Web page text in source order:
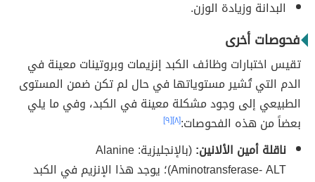
البدانة وزيادة الوزن.
فحوصات أخرى
تقيس اختبارات وظائف الكبد إنزيمات وبروتينات معينة في
الدم التي تُشير مستوياتها في حال لم تكن ضمن المستوى
الطبيعي إلى وجود مشكلة معينة في الكبد، وفي ما يلي
بعضاً من هذه الفحوصات:[٨] [٩]
ناقلة أمين الألانين:
(بالإنجليزية: Alanine
Aminotransferase- ALT)؛ يوجد هذا الإنزيم في الكبد